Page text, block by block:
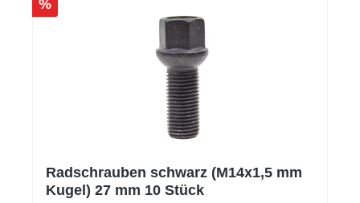
%
Radschrauben schwarz (M14x1,5 mm
Kugel) 27 mm 10 Stück